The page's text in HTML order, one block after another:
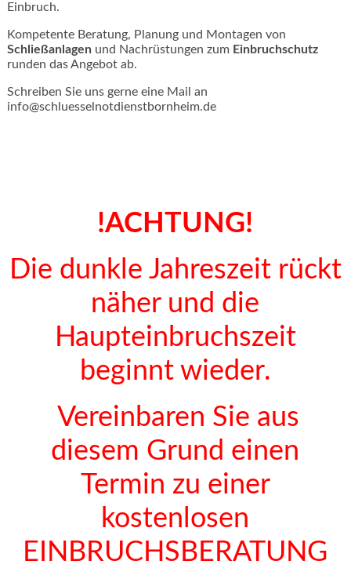
Einbruch.
Kompetente Beratung, Planung und Montagen von
Schließanlagen und Nachrüstungen zum Einbruchschutz
runden das Angebot ab.
Schreiben Sie uns gerne eine Mail an
info@schluesselnotdienstbornheim.de
!ACHTUNG!
Die dunkle Jahreszeit rückt
näher und die
Haupteinbruchszeit
beginnt wieder.
Vereinbaren Sie aus
diesem Grund einen
Termin zu einer
kostenlosen
EINBRUCHSBERATUNG